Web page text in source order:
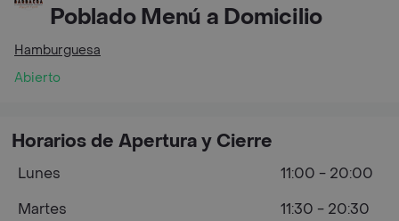
Poblado Menú a Domicilio
Hamburguesa
Abierto
Horarios de Apertura y Cierre
Lunes
11:00 - 20:00
Martes
11:30 - 20:30